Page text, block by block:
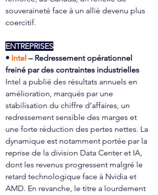
souveraineté face à un allié devenu plus
coercitif.
ENTREPRISES
• Intel – Redressement opérationnel
freiné par des contraintes industrielles
Intel a publié des résultats annuels en
amélioration, marqués par une
stabilisation du chiffre d’affaires, un
redressement sensible des marges et
une forte réduction des pertes nettes. La
dynamique est notamment portée par la
reprise de la division Data Center et IA,
dont les revenus progressent malgré le
retard technologique face à Nvidia et
AMD. En revanche, le titre a lourdement